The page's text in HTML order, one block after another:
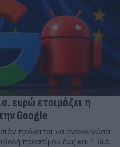
ευρώ ετοιμάζει η
Google
πρόκειται να ανακοινώσει
προστίμου έως και 1 δισ.